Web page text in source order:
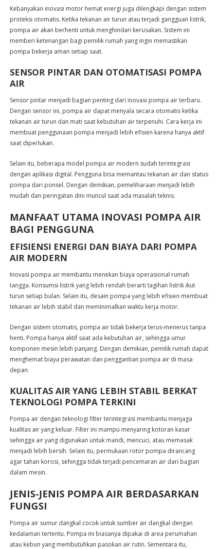
Kebanyakan inovasi motor hemat energi juga dilengkapi dengan sistem
proteksi otomatis. Ketika tekanan air turun atau terjadi gangguan listrik,
pompa air akan berhenti untuk menghindari kerusakan. Sistem ini
memberi ketenangan bagi pemilik rumah yang ingin memastikan
pompa bekerja aman setiap saat.
SENSOR PINTAR DAN OTOMATISASI POMPA
AIR
Sensor pintar menjadi bagian penting dari inovasi pompa air terbaru.
Dengan sensor ini, pompa air dapat menyala secara otomatis ketika
tekanan air turun dan mati saat kebutuhan air terpenuhi. Cara kerja ini
membuat penggunaan pompa menjadi lebih efisien karena hanya aktif
saat diperlukan.
Selain itu, beberapa model pompa air modern sudah terintegrasi
dengan aplikasi digital. Pengguna bisa memantau tekanan air dan status
pompa dari ponsel. Dengan demikian, pemeliharaan menjadi lebih
mudah dan peringatan dini muncul saat ada masalah teknis.
MANFAAT UTAMA INOVASI POMPA AIR
BAGI PENGGUNA
EFISIENSI ENERGI DAN BIAYA DARI POMPA
AIR MODERN
Inovasi pompa air membantu menekan biaya operasional rumah
tangga. Konsumsi listrik yang lebih rendah berarti tagihan listrik ikut
turun setiap bulan. Selain itu, desain pompa yang lebih efisien membuat
tekanan air lebih stabil dan meminimalkan waktu kerja motor.
Dengan sistem otomatis, pompa air tidak bekerja terus-menerus tanpa
henti. Pompa hanya aktif saat ada kebutuhan air, sehingga umur
komponen mesin lebih panjang. Dengan demikian, pemilik rumah dapat
menghemat biaya perawatan dan penggantian pompa air di masa
depan.
KUALITAS AIR YANG LEBIH STABIL BERKAT
TEKNOLOGI POMPA TERKINI
Pompa air dengan teknologi filter terintegrasi membantu menjaga
kualitas air yang keluar. Filter ini mampu menyaring kotoran kasar
sehingga air yang digunakan untuk mandi, mencuci, atau memasak
menjadi lebih bersih. Selain itu, permukaan rotor pompa dirancang
agar tahan korosi, sehingga tidak terjadi pencemaran air dari bagian
dalam mesin.
JENIS-JENIS POMPA AIR BERDASARKAN
FUNGSI
Pompa air sumur dangkal cocok untuk sumber air dangkal dengan
kedalaman tertentu. Pompa ini biasanya dipakai di area perumahan
atau kebun yang membutuhkan pasokan air rutin. Sementara itu,